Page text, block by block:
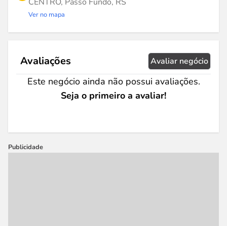
Ver no mapa
Avaliações Avaliar negócio
Este negócio ainda não possui avaliações.
Seja o primeiro a avaliar!
Publicidade